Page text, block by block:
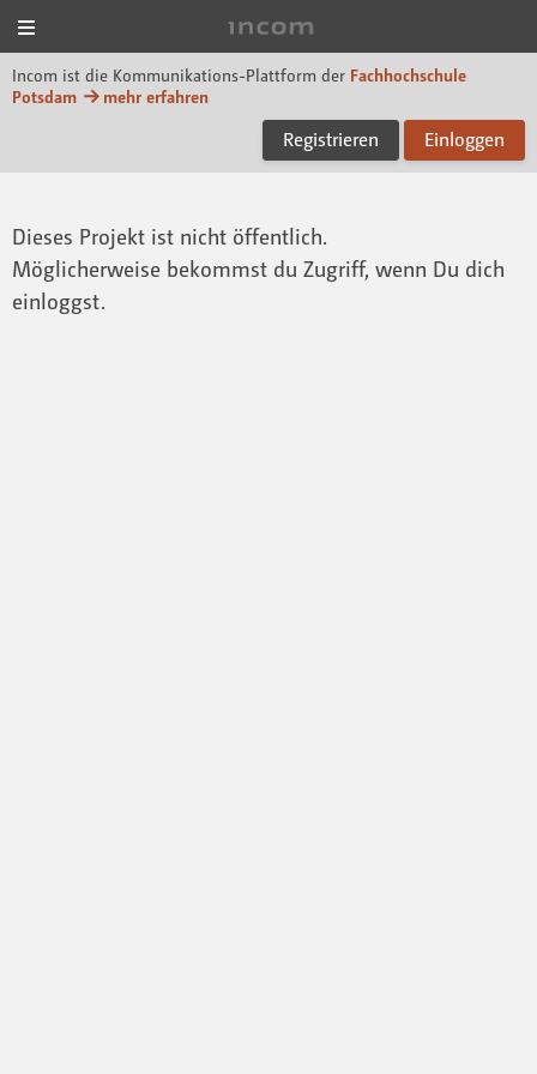
Incom ist die Kommunikations-Plattform der Fachhochschule
Potsdam
mehr erfahren
Registrieren Einloggen
Dieses Projekt ist nicht öffentlich.
Möglicherweise bekommst du Zugriff, wenn Du dich
einloggst.